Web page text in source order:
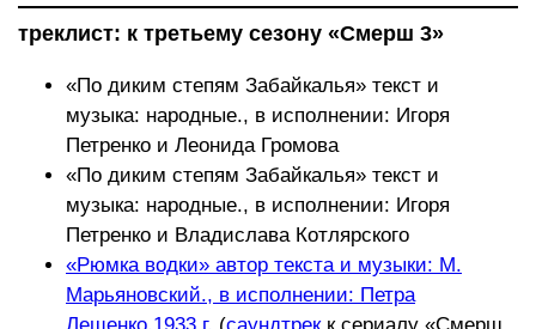
треклист: к третьему сезону «Смерш 3»
«По диким степям Забайкалья» текст и
музыка: народные., в исполнении: Игоря
Петренко и Леонида Громова
«По диким степям Забайкалья» текст и
музыка: народные., в исполнении: Игоря
Петренко и Владислава Котлярского
«Рюмка водки» автор текста и музыки: М.
Марьяновский., в исполнении: Петра
Лещенко.1933 г. (саундтрекк сериалу «Смерш